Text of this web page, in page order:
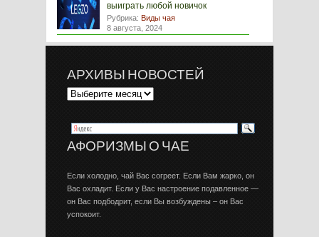
выиграть любой новичок
Рубрика: Виды чая
8 августа, 2024
АРХИВЫ НОВОСТЕЙ
АФОРИЗМЫ О ЧАЕ
Если холодно, чай Вас согреет. Если Вам жарко, он
Вас охладит. Если у Вас настроение подавленное —
он Вас подбодрит, если Вы возбуждены – он Вас
успокоит.